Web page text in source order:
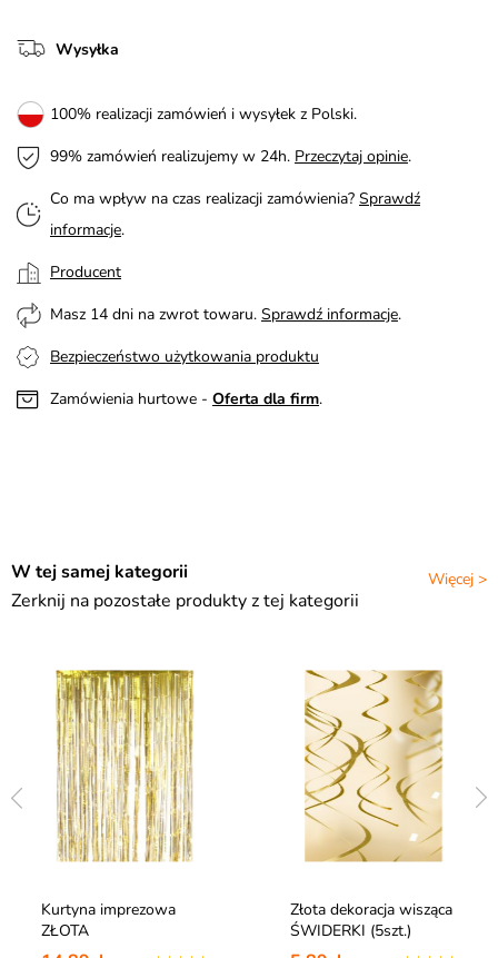
Wysyłka
100% realizacji zamówień i wysyłek z Polski.
99% zamówień realizujemy w 24h. Przeczytaj opinie.
Co ma wpływ na czas realizacji zamówienia? Sprawdź
informacje.
Producent
Masz 14 dni na zwrot towaru. Sprawdź informacje.
Bezpieczeństwo użytkowania produktu
Zamówienia hurtowe - Oferta dla firm.
Więcej >
W tej samej kategorii
Zerknij na pozostałe produkty z tej kategorii
Kurtyna imprezowa
ZŁOTA
Złota dekoracja wisząca
ŚWIDERKI (5szt.)